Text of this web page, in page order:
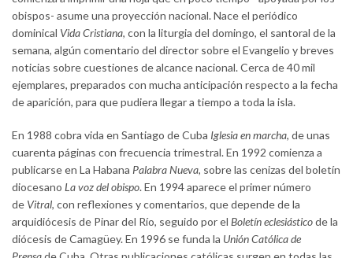
obispos- asume una proyección nacional. Nace el periódico
dominical Vida Cristiana, con la liturgia del domingo, el santoral de la
semana, algún comentario del director sobre el Evangelio y breves
noticias sobre cuestiones de alcance nacional. Cerca de 40 mil
ejemplares, preparados con mucha anticipación respecto a la fecha
de aparición, para que pudiera llegar a tiempo a toda la isla.
En 1988 cobra vida en Santiago de Cuba Iglesia en marcha, de unas
cuarenta páginas con frecuencia trimestral. En 1992 comienza a
publicarse en La Habana Palabra Nueva, sobre las cenizas del boletín
diocesano La voz del obispo. En 1994 aparece el primer número
de Vitral, con reflexiones y comentarios, que depende de la
arquidiócesis de Pinar del Río, seguido por el Boletín eclesiásticode la
diócesis de Camagüey. En 1996 se funda la Unión Católica de